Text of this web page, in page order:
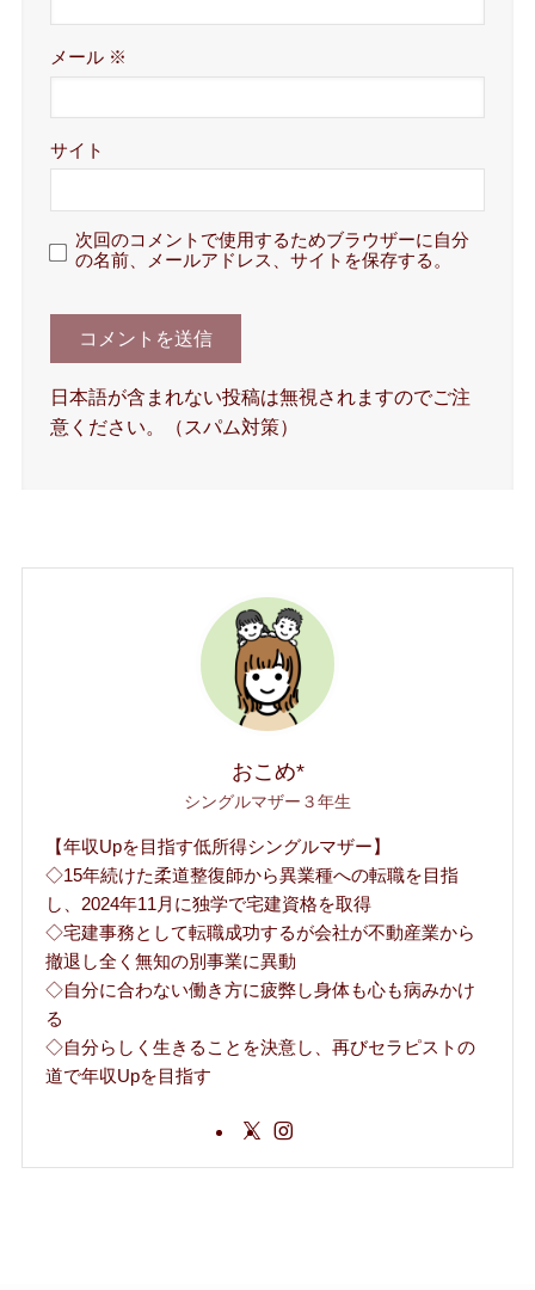
メール ※
サイト
次回のコメントで使用するためブラウザーに自分
の名前、メールアドレス、サイトを保存する。
日本語が含まれない投稿は無視されますのでご注
意ください。（スパム対策）
おこめ*
シングルマザー３年生
【年収Upを目指す低所得シングルマザー】
◇15年続けた柔道整復師から異業種への転職を目指
し、2024年11月に独学で宅建資格を取得
◇宅建事務として転職成功するが会社が不動産業から
撤退し全く無知の別事業に異動
◇自分に合わない働き方に疲弊し身体も心も病みかけ
る
◇自分らしく生きることを決意し、再びセラピストの
道で年収Upを目指す